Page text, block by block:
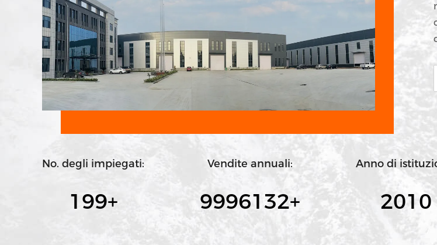
No. degli impiegati:
200+
Vendite annuali:
10000000+
Anno di
2011